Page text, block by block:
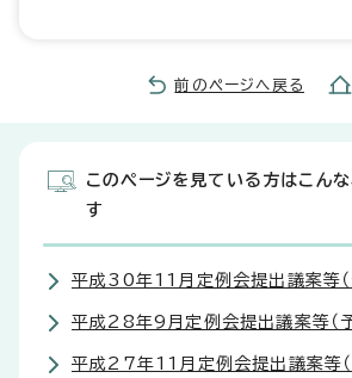
前のページへ戻る
このページを見ている方はこん
す
平成30年11月定例会提出議案等（
平成28年9月定例会提出議案等（
平成27年11月定例会提出議案等（